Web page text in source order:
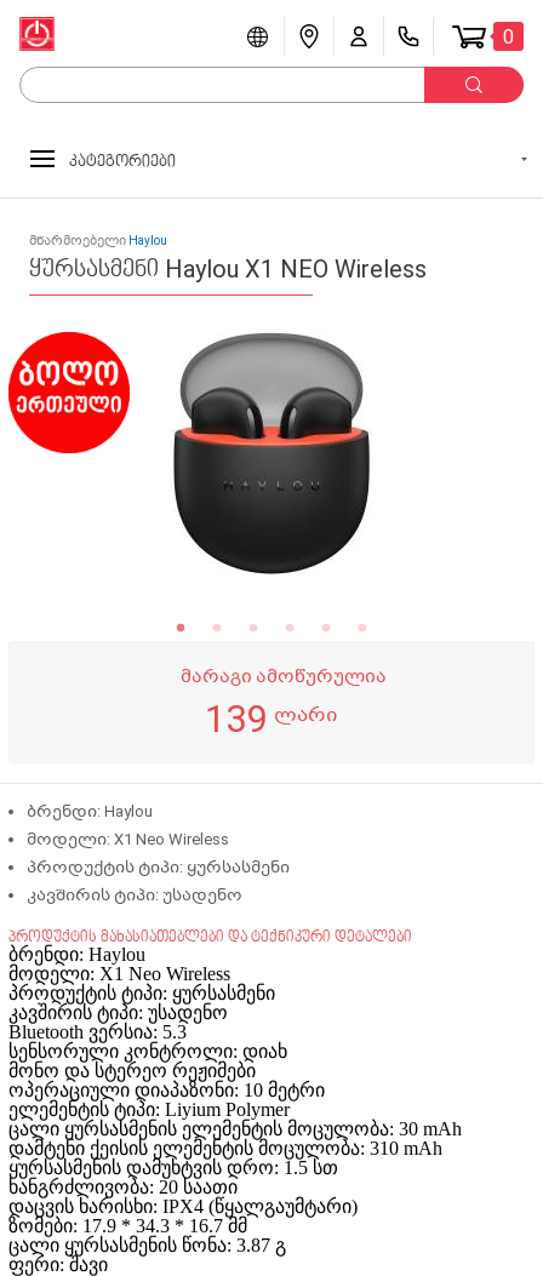
0
კატეგორიები
მწარმოებელი Haylou
ყურსასმენი Haylou X1 NEO Wireless
მარაგი ამოწურულია
139 ლარი
ბრენდი: Haylou
მოდელი:X1 Neo Wireless
პროდუქტის ტიპი: ყურსასმენი
კავშირის ტიპი: უსადენო
პროდუქტის მახასიათებლები და ტექნიკური დეტალები
ბრენდი: Haylou
მოდელი: X1 Neo Wireless
პროდუქტის ტიპი: ყურსასმენი
კავშირის ტიპი: უსადენო
Bluetooth ვერსია: 5.3
სენსორული კონტროლი: დიახ
მონო და სტერეო რეჟიმები
ოპერაციული დიაპაზონი: 10 მეტრი
ელემენტის ტიპი: Liyium Polymer
ცალი ყურსასმენის ელემენტის მოცულობა: 30 mAh
დამტენი ქეისის ელემენტის მოცულობა: 310 mAh
ყურსასმენის დამუხტვის დრო: 1.5 სთ
ხანგრძლივობა: 20 საათი
დაცვის ხარისხი: IPX4 (წყალგაუმტარი)
ზომები: 17.9 * 34.3 * 16.7 მმ
ცალი ყურსასმენის წონა: 3.87 გ
ფერი: შავი